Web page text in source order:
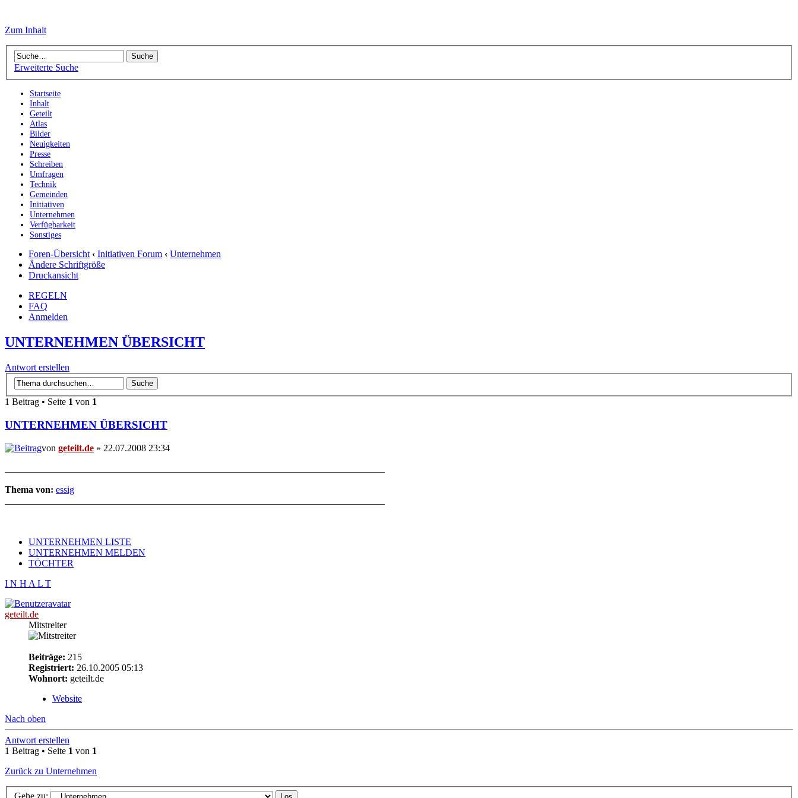
Zum Inhalt
Erweiterte Suche
Startseite
Inhalt
Geteilt
Atlas
Bilder
Neuigkeiten
Presse
Schreiben
Umfragen
Technik
Gemeinden
Initiativen
Unternehmen
Verfügbarkeit
Sonstiges
Foren-Übersicht ‹ Initiativen Forum ‹ Unternehmen
Ändere Schriftgröße
Druckansicht
REGELN
FAQ
Anmelden
UNTERNEHMEN ÜBERSICHT
Antwort erstellen
1 Beitrag • Seite 1 von 1
UNTERNEHMEN ÜBERSICHT
von geteilt.de » 22.07.2008 23:34
Thema von: essig
UNTERNEHMEN LISTE
UNTERNEHMEN MELDEN
TÖCHTER
I N H A L T
geteilt.de
Mitstreiter
Beiträge: 215
Registriert: 26.10.2005 05:13
Wohnort: geteilt.de
Website
Nach oben
Antwort erstellen
1 Beitrag • Seite 1 von 1
Zurück zu Unternehmen